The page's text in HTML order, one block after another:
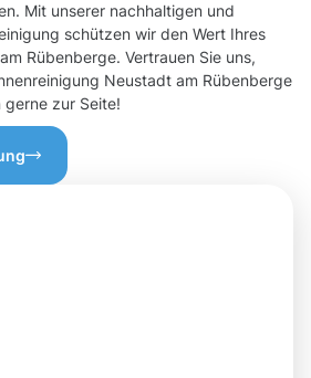
Mit unserer nachhaltigen und
schützen wir den Wert Ihres
Rübenberge. Vertrauen Sie uns,
Neustadt am Rübenberge
zur Seite!